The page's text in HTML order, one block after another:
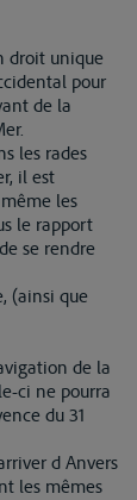
droit unique
pour
de la
les rades
il est
les
le rapport
se rendre
(ainsi que
de la
ci ne pourra
du 31
d Anvers
les mêmes